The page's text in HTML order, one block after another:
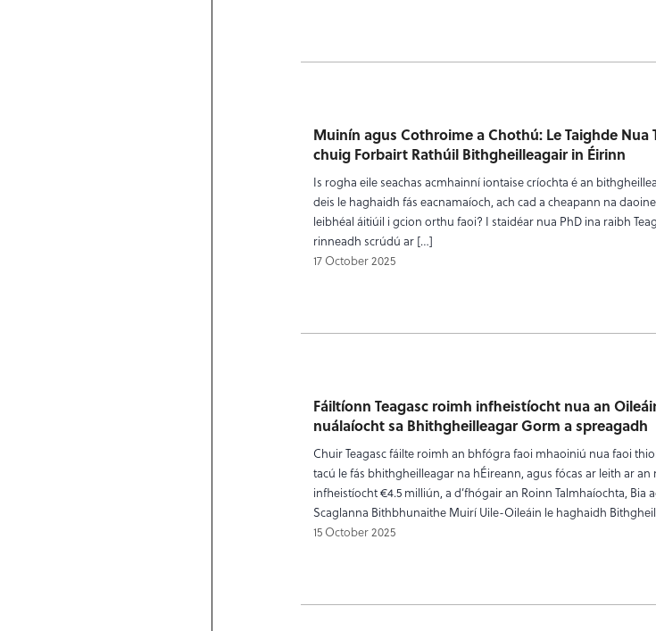
Muinín agus Cothroime a Chothú: Le Taighde
chuig Forbairt Rathúil Bithgheilleagair in Éirinn
Is rogha eile seachas acmhainní iontaise críochta é an
deis le haghaidh fás eacnamaíoch, ach cad a cheapann na
leibhéal áitiúil i gcion orthu faoi? I staidéar nua PhD ina raibh
rinneadh scrúdú ar […]
17 October 2025
Fáiltíonn Teagasc roimh infheistíocht nua an
nuálaíocht sa Bhithgheilleagar Gorm a spreagadh
Chuir Teagasc fáilte roimh an bhfógra faoi mhaoiniú nua faoi
tacú le fás bhithgheilleagar na hÉireann, agus fócas ar leith ar
infheistíocht €4.5 milliún, a d’fhógair an Roinn Talmhaíochta, Bia
Scaglanna Bithbhunaithe Muirí Uile-Oileáin le haghaidh
15 October 2025